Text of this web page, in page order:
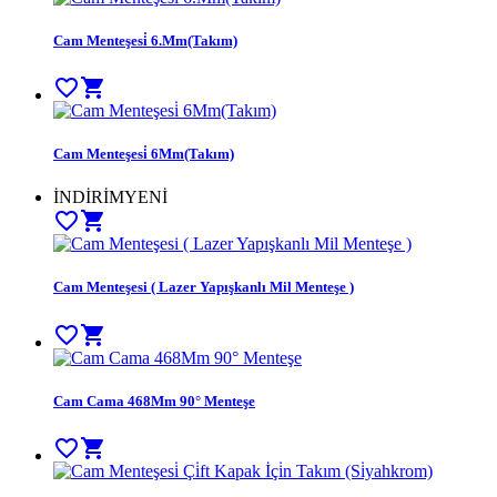
Cam Menteşesi̇ 6.Mm(Takım)
favorite_bordershopping_cart
Cam Menteşesi̇ 6Mm(Takım)
İNDİRİMYENİ
favorite_bordershopping_cart
Cam Menteşesi ( Lazer Yapışkanlı Mil Menteşe )
favorite_bordershopping_cart
Cam Cama 468Mm 90° Menteşe
favorite_bordershopping_cart